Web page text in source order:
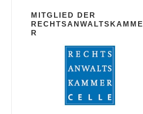
MITGLIED DER
RECHTSANWALTSKAMME
R